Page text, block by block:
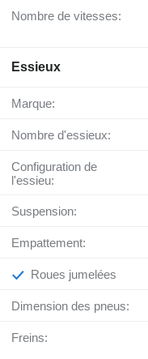
Nombre de vitesses:
Essieux
Marque:
Nombre d'essieux:
Configuration de
l'essieu:
Suspension:
Empattement:
Roues jumelées
Dimension des pneus:
Freins: